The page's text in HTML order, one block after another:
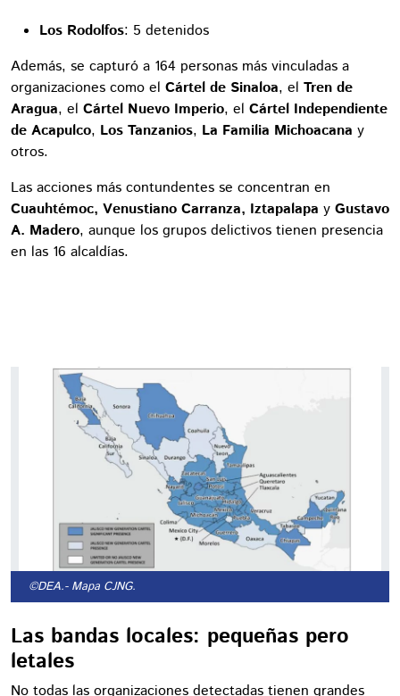
Los Rodolfos: 5 detenidos
Además, se capturó a 164 personas más vinculadas a
organizaciones como el Cártel de Sinaloa, el Tren de
Aragua, el Cártel Nuevo Imperio, el Cártel Independiente
de Acapulco, Los Tanzanios, La Familia Michoacana y
otros.
Las acciones más contundentes se concentran en
Cuauhtémoc, Venustiano Carranza, Iztapalapa y Gustavo
A. Madero, aunque los grupos delictivos tienen presencia
en las 16 alcaldías.
©DEA.- Mapa CJNG.
Las bandas locales: pequeñas pero
letales
No todas las organizaciones detectadas tienen grandes